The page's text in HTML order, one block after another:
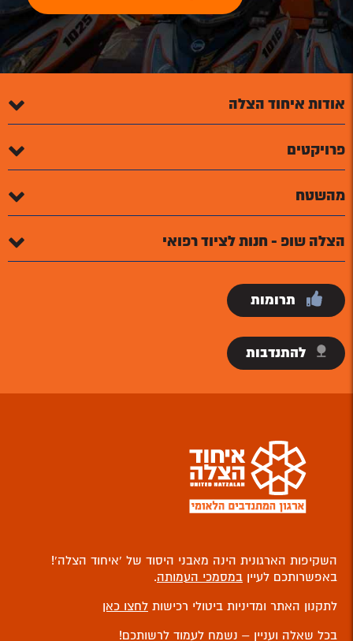
אודות איחוד הצלה
פרויקטים
מהשטח
הצלה שופ - חנות לציוד רפואי
תרומות
להתנדבות
השקיפות הארגונית הינה מאבני היסוד של ‘איחוד הצלה’!
באפשרותכם לעיין במסמכי העמותה.
לתקנון האתר ומדיניות ביטולי רכישות לחצו כאן
בכל שאלה ועניין – נשמח לעמוד לרשותכם!